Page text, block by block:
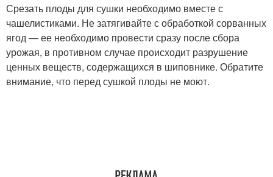
Срезать плоды для сушки необходимо вместе с
чашелистиками. Не затягивайте с обработкой сорванных
ягод — ее необходимо провести сразу после сбора
урожая, в противном случае происходит разрушение
ценных веществ, содержащихся в шиповнике. Обратите
внимание, что перед сушкой плоды не моют.